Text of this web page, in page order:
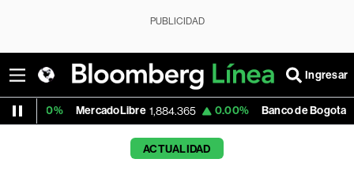
PUBLICIDAD
Ingresar
1,884.365 0.00% Banco de Bogota 37,500.00
ACTUALIDAD